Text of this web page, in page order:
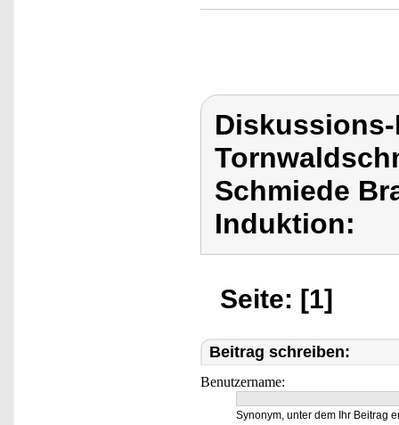
Schmiede
Induktion:
Seite: [1]
Beitrag schreiben:
Benutzername:
Synonym, unter dem Ihr Beitrag